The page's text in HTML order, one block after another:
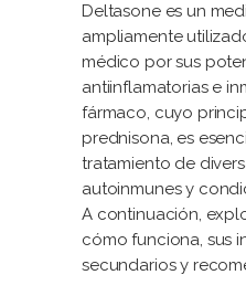
Deltasone es un
ampliamente
médico por sus
antiinflamatorias e
fármaco, cuyo
prednisona, es
tratamiento de
autoinmunes y
A continuación,
cómo funciona, sus
secundarios y